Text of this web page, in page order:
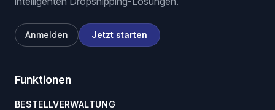
Anmelden Jetzt starten
Funktionen
BESTELLVERWALTUNG